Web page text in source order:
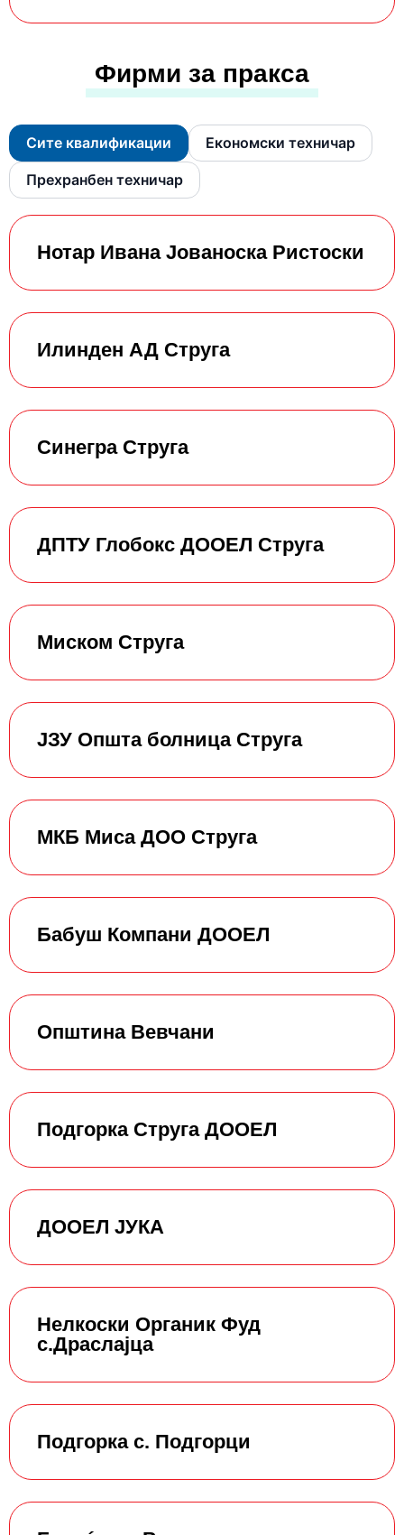
Фирми за пракса
Сите квалификации Економски техничар
Прехранбен техничар
Нотар Ивана Јованоска Ристоски
Илинден АД Струга
Синегра Струга
ДПТУ Глобокс ДООЕЛ Струга
Миском Струга
ЈЗУ Општа болница Струга
МКБ Миса ДОО Струга
Бабуш Компани ДООЕЛ
Општина Вевчани
Подгорка Струга ДООЕЛ
ДООЕЛ ЈУКА
Нелкоски Органик Фуд
с.Драслајца
Подгорка с. Подгорци